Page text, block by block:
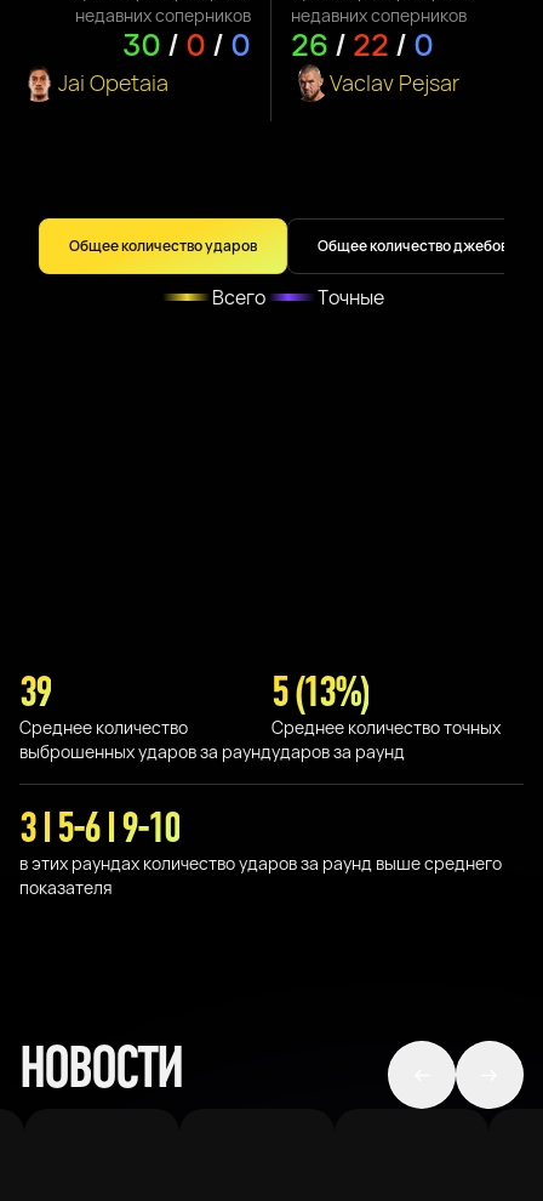
недавних соперников
30 / 0 / 0
Jai Opetaia
недавних соперников
26 / 22 / 0
Vaclav Pejsar
Общее количество ударов Общее количество джебов
Всего Точные
39
Среднее количество
выброшенных ударов за раунд
5 (13%)
Среднее количество точных
ударов за раунд
3 I 5-6 I 9-10
в этих раундах количество ударов за раунд выше среднего
показателя
НОВОСТИ